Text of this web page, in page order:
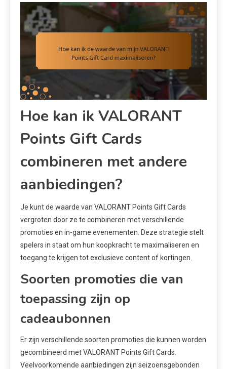
Hoe kan ik VALORANT
Points Gift Cards
combineren met andere
aanbiedingen?
Je kunt de waarde van VALORANT Points Gift Cards
vergroten door ze te combineren met verschillende
promoties en in-game evenementen. Deze strategie stelt
spelers in staat om hun koopkracht te maximaliseren en
toegang te krijgen tot exclusieve content of kortingen.
Soorten promoties die van
toepassing zijn op
cadeaubonnen
Er zijn verschillende soorten promoties die kunnen worden
gecombineerd met VALORANT Points Gift Cards.
Veelvoorkomende aanbiedingen zijn seizoensgebonden